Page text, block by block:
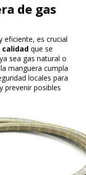
de gas
eficiente, es crucial
calidad que se
sea gas natural o
manguera cumpla
locales para
prevenir posibles